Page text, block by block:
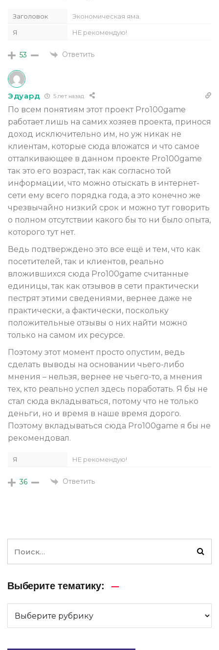
Заголовок Экономическая яма.
Я НЕ рекомендую!
53 Ответить
Эдуард 5 лет назад
По всем понятиям этот проект Pro100game
работает лишь на самих хозяев проекта, принося
доход исключительно им, но уж никак не
клиентам, которые сюда вложатся и что самое
отталкивающее в данном проекте Pro100game
так это его возраст, так как согласно той
информации, что можно отыскать в интернет-
сети ему всего порядка года, а это конечно же
чрезвычайно низкий срок и можно тут говорить
о полном отсутствии какого бы то ни было опыта,
которого тут нет.
Ведь подтверждено это все ещё и тем, что как
посетителей, так и клиентов, реально
вложившихся сюда Pro100game считанные
единицы, так как отзывов в сети практически
пестрят этими сведениями, вернее даже не
практически, а фактически, поскольку
положительные отзывы о них найти можно
только на самом их ресурсе.
Поэтому этот момент просто опустим, ведь
сделать выводы на основании чьего-либо
мнения – нельзя, вернее не чьего-то, а мнения
тех, кто реально успел здесь поработать. Я бы не
стал сюда вкладываться, потому что не только
деньги, но и время в наше время дорого.
Поэтому вкладываться сюда Pro100game я бы не
рекомендовал.
Я НЕ рекомендую!
36 Ответить
Выберите тематику: